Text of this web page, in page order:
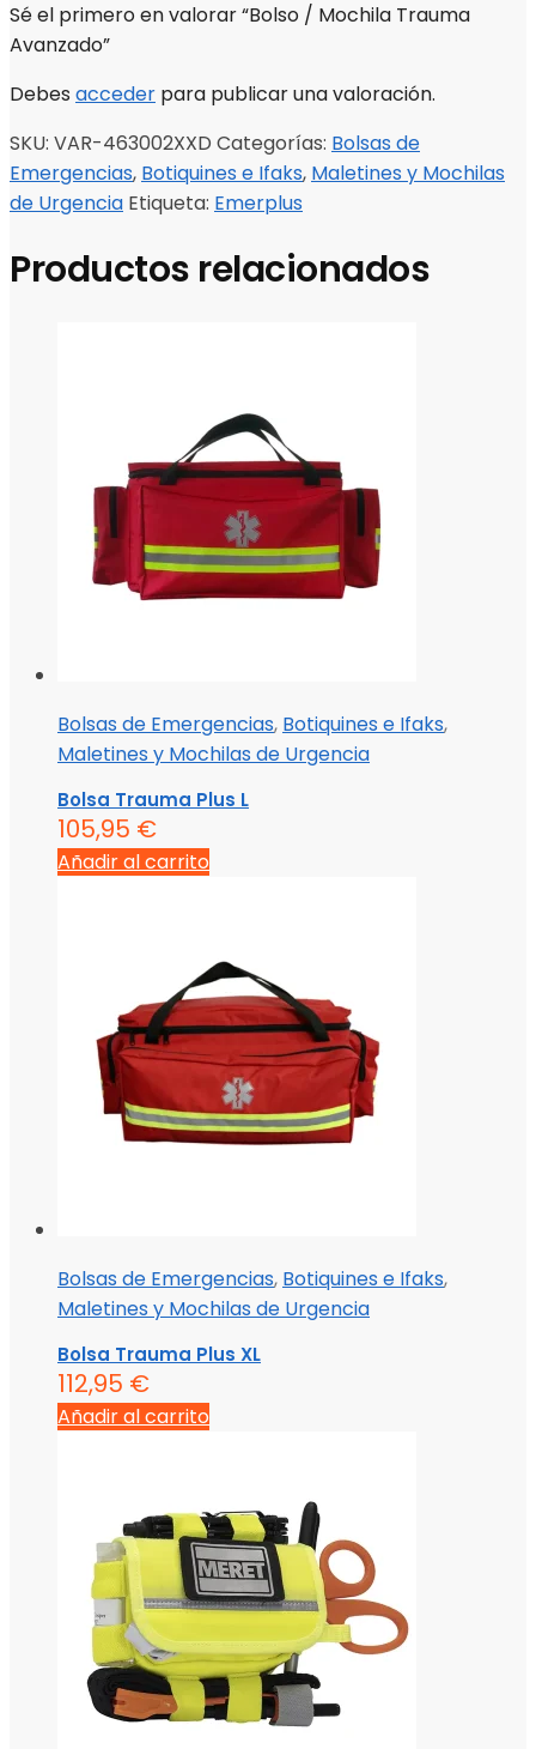
Sé el primero en valorar “Bolso / Mochila Trauma
Avanzado”
Debes acceder para publicar una valoración.
SKU: VAR-463002XXD Categorías: Bolsas de
Emergencias, Botiquines e Ifaks, Maletines y Mochilas
de Urgencia Etiqueta: Emerplus
Productos relacionados
Bolsas de Emergencias, Botiquines e Ifaks,
Maletines y Mochilas de Urgencia
Bolsa Trauma Plus L
105,95 €
Añadir al carrito
Bolsas de Emergencias, Botiquines e Ifaks,
Maletines y Mochilas de Urgencia
Bolsa Trauma Plus XL
112,95 €
Añadir al carrito